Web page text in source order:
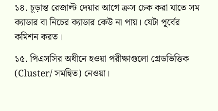
১৪. চূড়ান্ত রেজাল্ট দেয়ার আগে ক্রস চেক করা যাতে সম
ক্যাডার বা নিচের ক্যাডার কেউ না পায়। যেটা পূর্বের
কমিশন করত।
১৫. পিএসসির অধীনে হওয়া পরীক্ষাগুলো গ্রেডভিত্তিক
(Cluster/ সমন্বিত) নেওয়া।